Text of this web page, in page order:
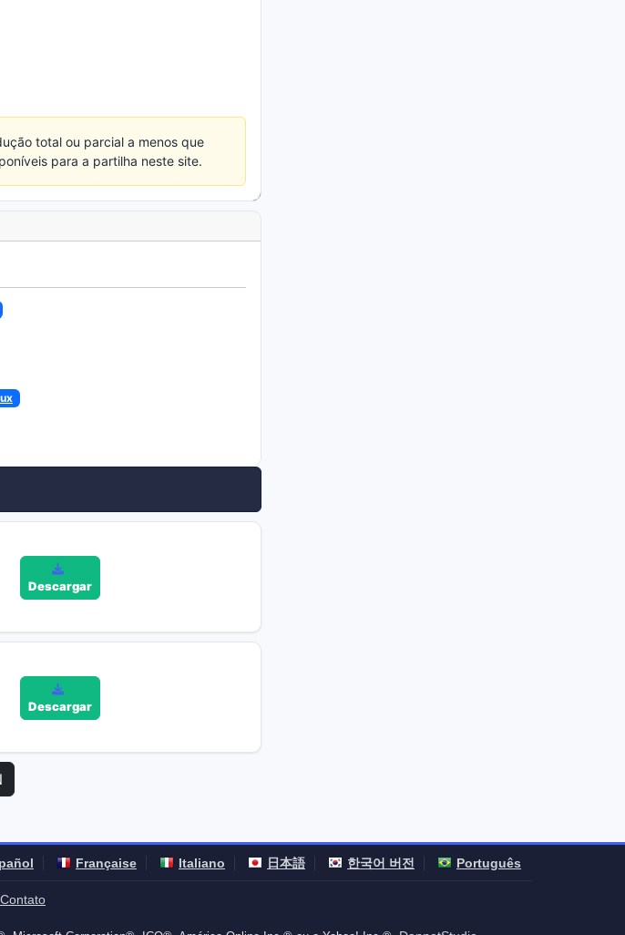
total ou parcial a menos que
para a partilha neste site.
Descargar
Descargar
Française Italiano 日本語 한국어 버전 Português
Contato